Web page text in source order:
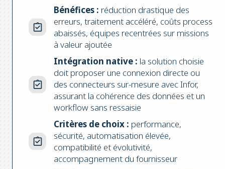
Bénéfices : réduction drastique des
erreurs, traitement accéléré, coûts process
abaissés, équipes recentrées sur missions
à valeur ajoutée
Intégration native : la solution choisie
doit proposer une connexion directe ou
des connecteurs sur-mesure avec Infor,
assurant la cohérence des données et un
workflow sans ressaisie
Critères de choix : performance,
sécurité, automatisation élevée,
compatibilité et évolutivité,
accompagnement du fournisseur